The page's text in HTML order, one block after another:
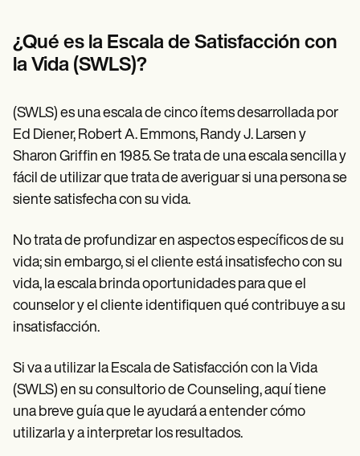
Demos
Training Hub
Webinars
Pricing
Why Carepatron?
Get started
¿Qué es la Escala de Satisfacción con
la Vida (SWLS)?
(SWLS) es una escala de cinco ítems desarrollada por
Ed Diener, Robert A. Emmons, Randy J. Larsen y
Sharon Griffin en 1985. Se trata de una escala sencilla y
fácil de utilizar que trata de averiguar si una persona se
siente satisfecha con su vida.
No trata de profundizar en aspectos específicos de su
vida; sin embargo, si el cliente está insatisfecho con su
vida, la escala brinda oportunidades para que el
counselor y el cliente identifiquen qué contribuye a su
insatisfacción.
Si va a utilizar la Escala de Satisfacción con la Vida
(SWLS) en su consultorio de Counseling, aquí tiene
una breve guía que le ayudará a entender cómo
utilizarla y a interpretar los resultados.